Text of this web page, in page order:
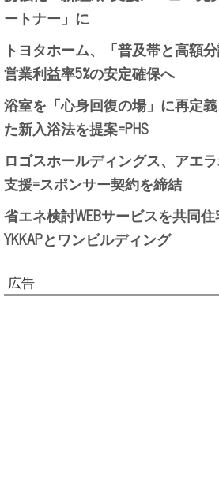
ートナー」に
トヨタホーム、「普及帯と高額
営業利益率5%の安定確保へ
浴室を「心身回復の場」に再定
た新入浴法を提案=PHS
ロゴスホールディングス、アエ
支援=スポンサー契約を締結
省エネ検討WEBサービスを共同住
YKKAPとワンビルディング
広告